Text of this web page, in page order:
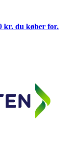
kr. du køber for.